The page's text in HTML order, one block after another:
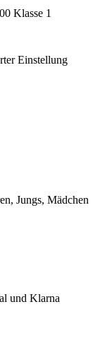
Klasse 1
Einstellung
Jungs, Mädchen
und Klarna